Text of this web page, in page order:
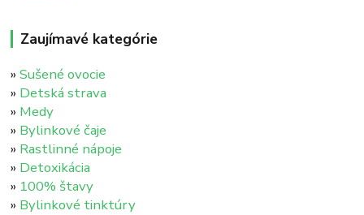
Zaujímavé kategórie
»Sušené ovocie
» Detská strava
» Medy
» Bylinkové čaje
» Rastlinné nápoje
» Detoxikácia
» 100% štavy
» Bylinkové tinktúry